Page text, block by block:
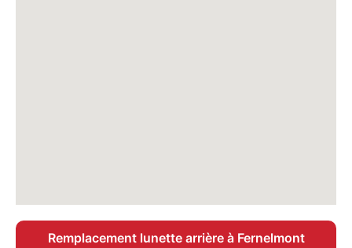
Remplacement lunette arrière à Fernelmont